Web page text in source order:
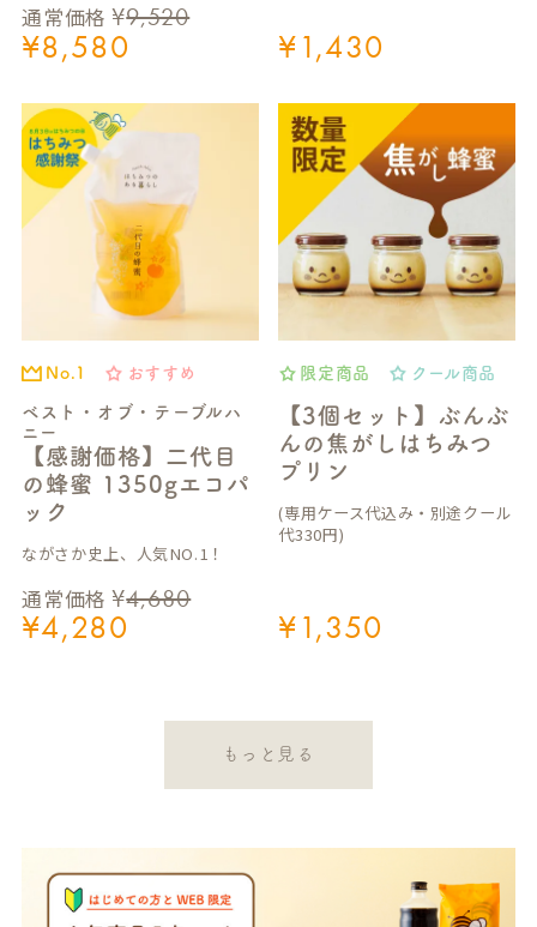
通常価格 ¥9,520
¥8,580 ¥1,430
ベスト・オブ・テーブルハ
ニー
【感謝価格】二代目
の蜂蜜 1350gエコパ
ック
No.1 おすすめ
通常価格 ¥4,680
¥4,280
ながさか史上、人気NO.1！
【3個セット】ぶんぶ
んの焦がしはちみつ
プリン
限定商品 クール商品
¥1,350
(専用ケース代込み・別途クール
代330円)
もっと見る